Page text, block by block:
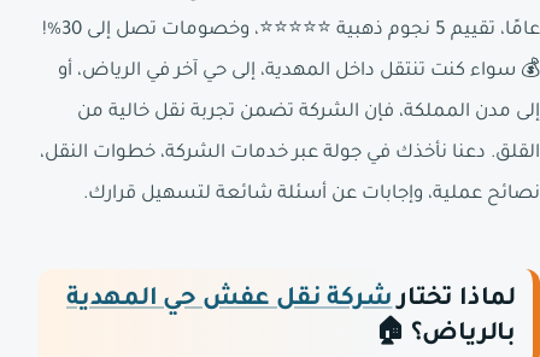
عامًا، تقييم 5 نجوم ذهبية ⭐⭐⭐⭐⭐، وخصومات تصل إلى 30%!
💰 سواء كنت تنتقل داخل المهدية، إلى حي آخر في الرياض، أو
إلى مدن المملكة، فإن الشركة تضمن تجربة نقل خالية من
القلق. دعنا نأخذك في جولة عبر خدمات الشركة، خطوات النقل،
نصائح عملية، وإجابات عن أسئلة شائعة لتسهيل قرارك.
لماذا تختارشركة نقل عفش حي المهدية
بالرياض؟ 🏠